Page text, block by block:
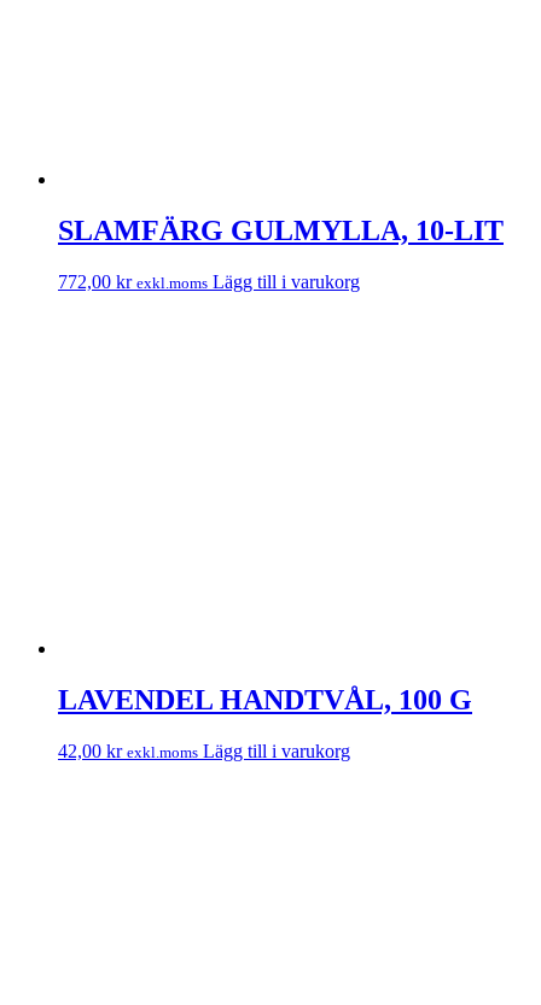
SLAMFÄRG GULMYLLA, 10-LIT
772,00 kr exkl.moms Lägg till i varukorg
LAVENDEL HANDTVÅL, 100 G
42,00 kr exkl.moms Lägg till i varukorg